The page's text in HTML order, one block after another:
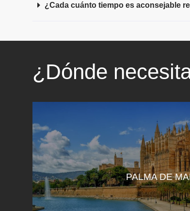
¿Cada cuánto tiempo es aconsejable
¿Dónde
PALMA DE